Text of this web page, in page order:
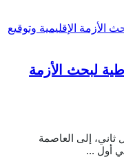
لبحث الأزمة
إلى العاصمة